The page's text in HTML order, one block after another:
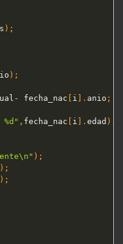
) ;
) ;
- fecha_nac i . anio ;
, fecha_nac i . edad )
) ;
) ;
) ;